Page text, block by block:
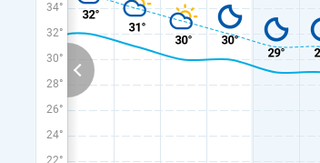
34°
32°
30°
28°
26°
24°
22°